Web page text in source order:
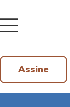
Assine